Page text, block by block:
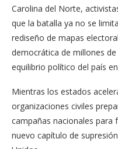
Carolina del Norte,
que la batalla ya no se
rediseño de mapas
democrática de millones
equilibrio político del país
Mientras los estados
organizaciones civiles
campañas nacionales para
nuevo capítulo de